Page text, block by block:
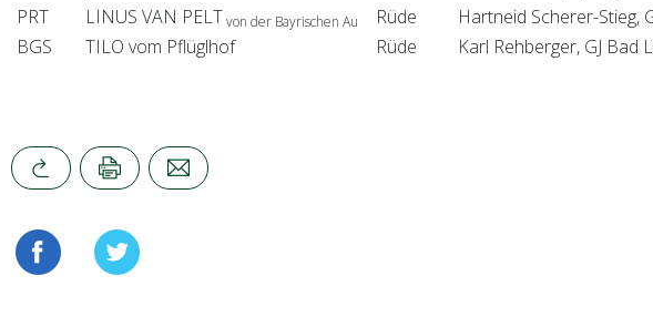
PRT
BGS
LINUS VAN PELTvon der Bayrischen Au
TILO vom Pflüglhof
Rüde
Rüde
Hartneid Scherer-Stieg,
Karl Rehberger, GJ Bad